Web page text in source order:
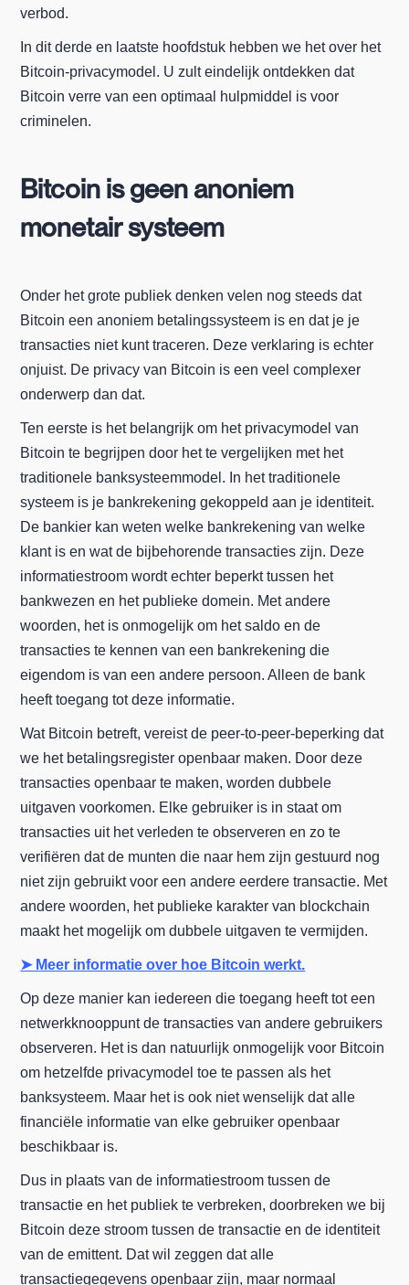
verbod.
In dit derde en laatste hoofdstuk hebben we het over het
Bitcoin-privacymodel. U zult eindelijk ontdekken dat
Bitcoin verre van een optimaal hulpmiddel is voor
criminelen.
Bitcoin is geen anoniem
monetair systeem
Onder het grote publiek denken velen nog steeds dat
Bitcoin een anoniem betalingssysteem is en dat je je
transacties niet kunt traceren. Deze verklaring is echter
onjuist. De privacy van Bitcoin is een veel complexer
onderwerp dan dat.
Ten eerste is het belangrijk om het privacymodel van
Bitcoin te begrijpen door het te vergelijken met het
traditionele banksysteemmodel. In het traditionele
systeem is je bankrekening gekoppeld aan je identiteit.
De bankier kan weten welke bankrekening van welke
klant is en wat de bijbehorende transacties zijn. Deze
informatiestroom wordt echter beperkt tussen het
bankwezen en het publieke domein. Met andere
woorden, het is onmogelijk om het saldo en de
transacties te kennen van een bankrekening die
eigendom is van een andere persoon. Alleen de bank
heeft toegang tot deze informatie.
Wat Bitcoin betreft, vereist de peer-to-peer-beperking dat
we het betalingsregister openbaar maken. Door deze
transacties openbaar te maken, worden dubbele
uitgaven voorkomen. Elke gebruiker is in staat om
transacties uit het verleden te observeren en zo te
verifiëren dat de munten die naar hem zijn gestuurd nog
niet zijn gebruikt voor een andere eerdere transactie. Met
andere woorden, het publieke karakter van blockchain
maakt het mogelijk om dubbele uitgaven te vermijden.
➤ Meer informatie over hoe Bitcoin werkt.
Op deze manier kan iedereen die toegang heeft tot een
netwerkknooppunt de transacties van andere gebruikers
observeren. Het is dan natuurlijk onmogelijk voor Bitcoin
om hetzelfde privacymodel toe te passen als het
banksysteem. Maar het is ook niet wenselijk dat alle
financiële informatie van elke gebruiker openbaar
beschikbaar is.
Dus in plaats van de informatiestroom tussen de
transactie en het publiek te verbreken, doorbreken we bij
Bitcoin deze stroom tussen de transactie en de identiteit
van de emittent. Dat wil zeggen dat alle
transactiegegevens openbaar zijn, maar normaal